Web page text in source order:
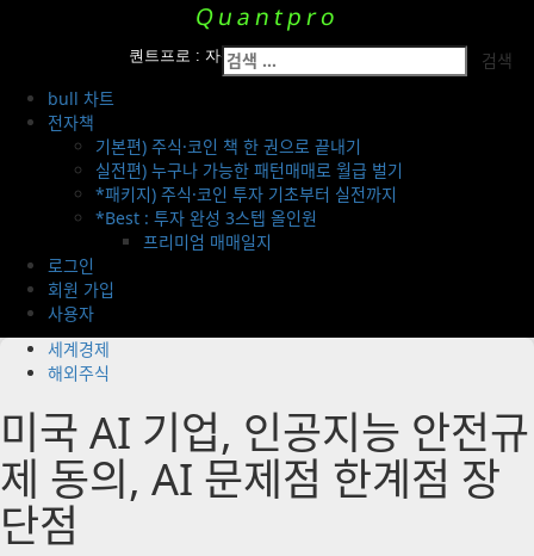
Quantpro
퀀트프로 : 자산운용팀의 투자 전략 공개
bull 차트
전자책
기본편) 주식·코인 책 한 권으로 끝내기
실전편) 누구나 가능한 패턴매매로 월급 벌기
*패키지) 주식·코인 투자 기초부터 실전까지
*Best : 투자 완성 3스텝 올인원
프리미엄 매매일지
로그인
회원 가입
사용자
검
색:
세계경제
해외주식
미국 AI 기업, 인공지능 안전규
제 동의, AI 문제점 한계점 장
단점